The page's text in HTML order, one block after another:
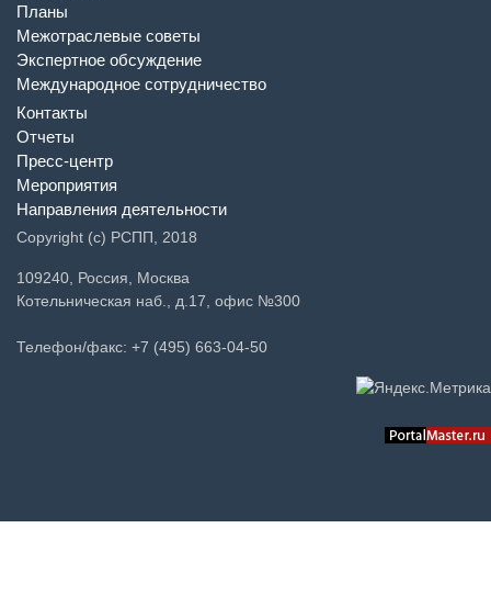
Планы
Межотраслевые советы
Экспертное обсуждение
Международное сотрудничество
Контакты
Отчеты
Пресс-центр
Мероприятия
Направления деятельности
Copyright (c) РСПП, 2018
109240, Россия, Москва
Котельническая наб., д.17, офис №300
Телефон/факс: +7 (495) 663-04-50